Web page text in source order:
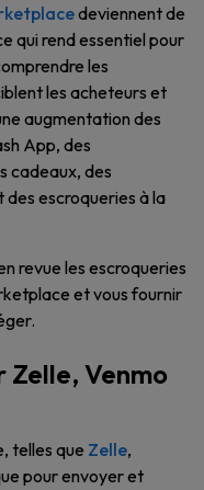
deviennent de
qui rend essentiel pour
les
les acheteurs et
augmentation des
App, des
cadeaux, des
escroqueries à la
revue les escroqueries
et vous fournir
Zelle, Venmo
telles que Zelle,
pour envoyer et